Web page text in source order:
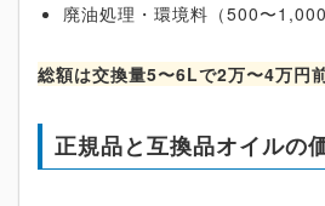
廃油処理・環境料（500〜1,000
総額は交換量5〜6Lで2万〜4万円
正規品と互換品オイルの